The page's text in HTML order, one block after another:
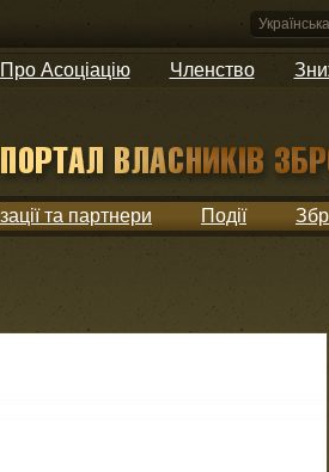
Українська
Про Асоціацію Членство
та партнери Події